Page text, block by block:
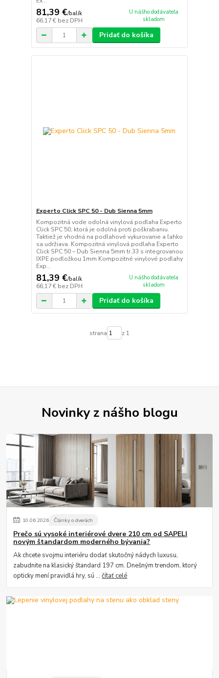
81,39 €/balík
66,17 € bez DPH
U nášho dodávateľa
skladom
Pridať do košíka
Experto Click SPC 50 - Dub Sienna 5mm
Kompozitná vode odolná vinylová podlaha Experto
Click SPC 50, ktorá je odolná proti poškrabaniu.
Taktiež je vhodná na podlahové vykurovanie a ľahko
sa udržiava. Kompozitná vinylová podlaha Experto
Click SPC 50 – Dub Sienna 5mm tr.33 s integrovanou
IXPE podložkou 1mm Kompozitné vinylové podlahy
Exp...
81,39 €/balík
66,17 € bez DPH
U nášho dodávateľa
skladom
Pridať do košíka
strana z 1
Novinky z nášho blogu
10.06.2026 Články o dverách
Prečo sú vysoké interiérové dvere 210 cm od SAPELI
novým štandardom moderného bývania?
Ak chcete svojmu interiéru dodať skutočný nádych luxusu,
zabudnite na klasický štandard 197 cm. Dnešným trendom, ktorý
opticky mení pravidlá hry, sú ...čítať celé